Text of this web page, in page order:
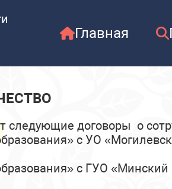
Главная
образования
следующие договоры о
с УО
с ГУО «Минский